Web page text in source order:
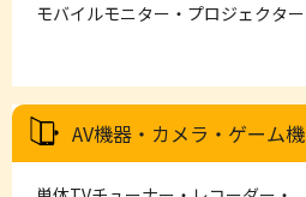
モバイルモニター・プロジェクター
AV機器・カメラ・ゲーム機